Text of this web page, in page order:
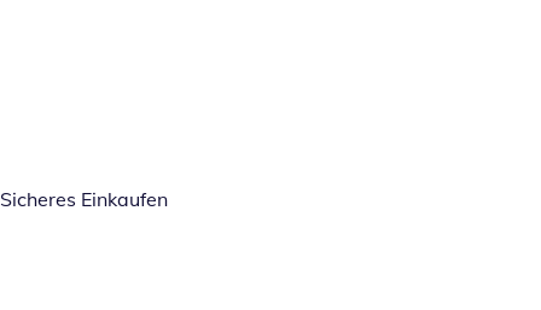
Sicheres Einkaufen